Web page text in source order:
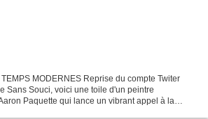
MODERNES Reprise du compte Twiter
Sans Souci, voici une toile d'un peintre
Paquette qui lance un vibrant appel à la